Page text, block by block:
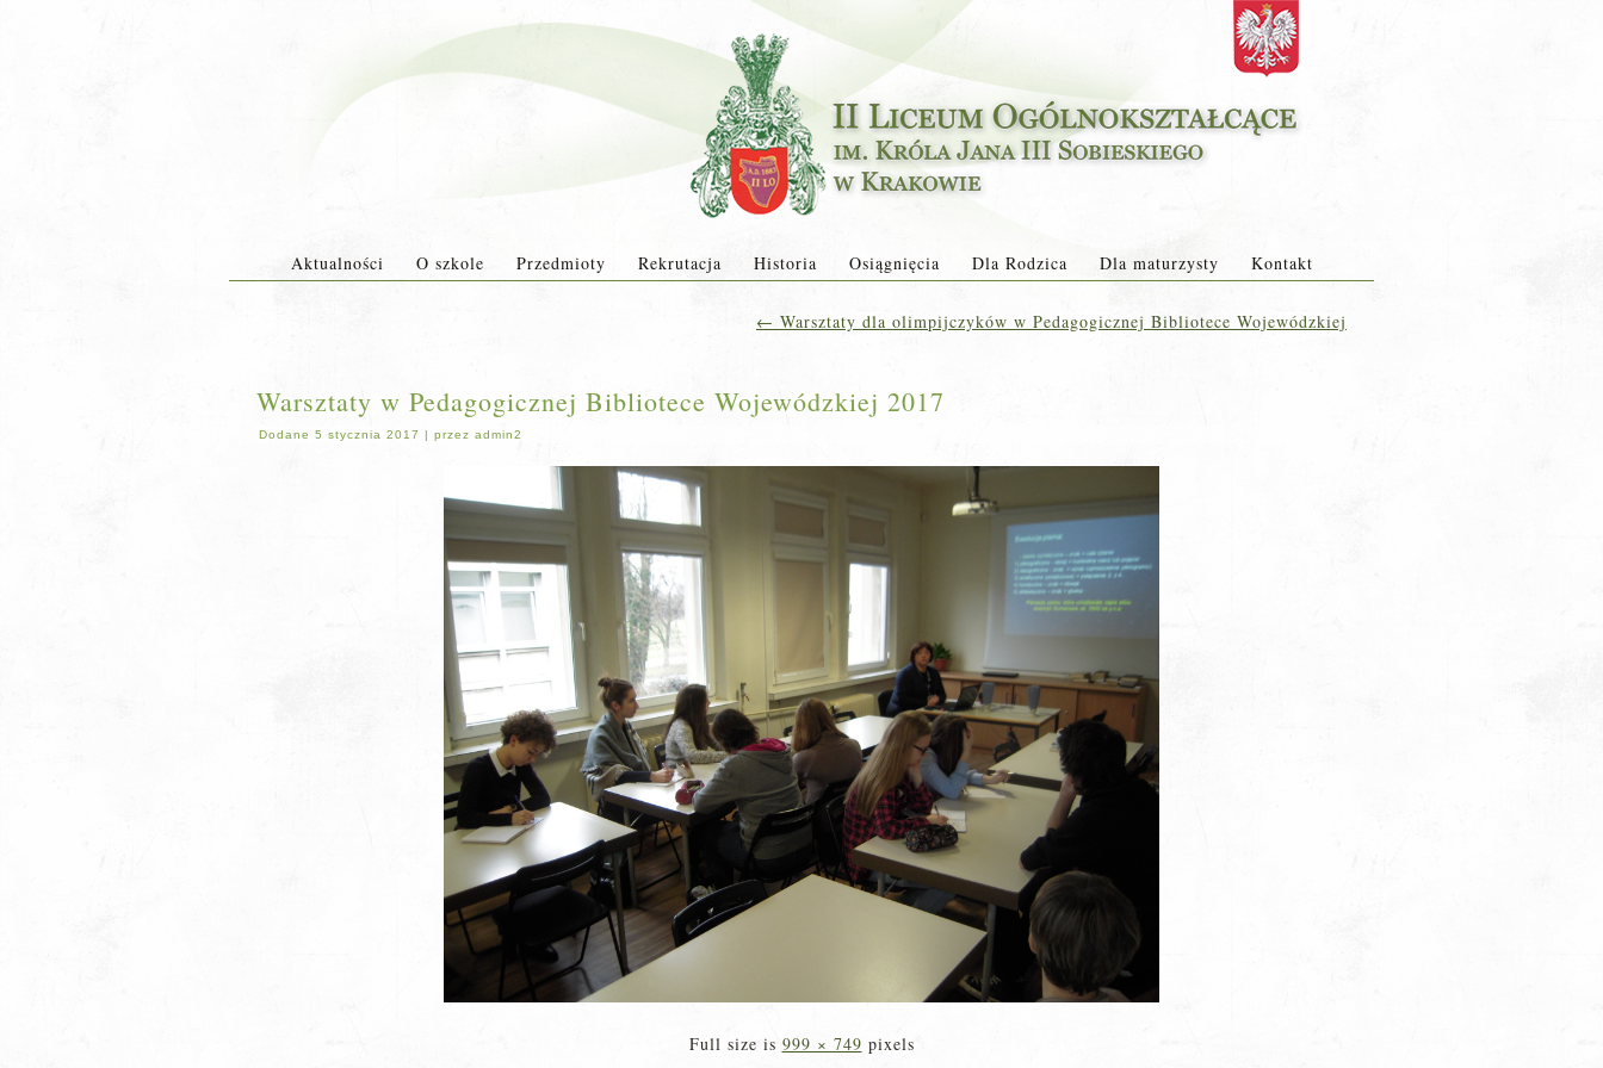
Aktualności O szkole Przedmioty Rekrutacja Historia Osiągnięcia Dla Rodzica Dla maturzysty Kontakt
← Warsztaty dla olimpijczyków w Pedagogicznej Bibliotece Wojewódzkiej
Warsztaty w Pedagogicznej Bibliotece Wojewódzkiej 2017
Dodane 5 stycznia 2017 | przez admin2
Full size is 999 × 749 pixels